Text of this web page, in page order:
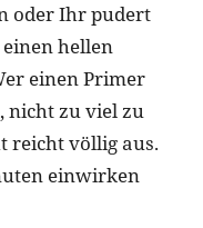
oder Ihr pudert
hellen
einen Primer
nicht zu viel zu
reicht völlig aus.
einwirken